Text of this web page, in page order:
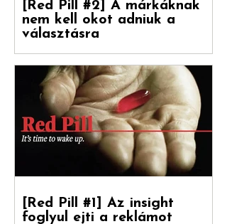
választásra
Debreceni Jánossal, a Hogyan nőnek a
márkák című könyv fordítójával
beszélgettünk a marketinges
paradigmaváltásról és annak megannyi...